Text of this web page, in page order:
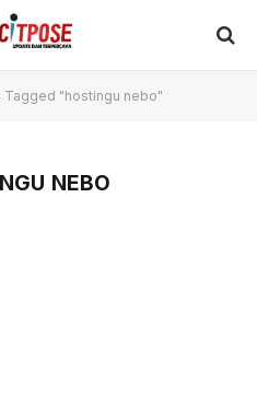
Tagged "hostingu nebo"
NEBO